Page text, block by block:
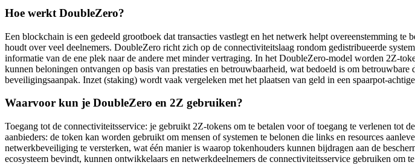
Hoe werkt DoubleZero?
Een blockchain is een gedeeld grootboek dat transacties vastlegt en het netwerk helpt overeenstemming
houdt over veel deelnemers. DoubleZero richt zich op de connectiviteitslaag rondom gedistribueerde
informatie van de ene plek naar de andere met minder vertraging. In het DoubleZero-model worden 2Z-
kunnen beloningen ontvangen op basis van prestaties en betrouwbaarheid, wat bedoeld is om
beveiligingsaanpak. Inzet (staking) wordt vaak vergeleken met het plaatsen van geld in een spaarpot-
Waarvoor kun je DoubleZero en 2Z gebruiken?
Toegang tot de connectiviteitsservice: je gebruikt 2Z-tokens om te betalen voor of toegang te verlenen tot
aanbieders: de token kan worden gebruikt om mensen of systemen te belonen die links en resources
netwerkbeveiliging te versterken, wat één manier is waarop tokenhouders kunnen bijdragen aan de
ecosysteem bevindt, kunnen ontwikkelaars en netwerkdeelnemers de connectiviteitsservice gebruiken om